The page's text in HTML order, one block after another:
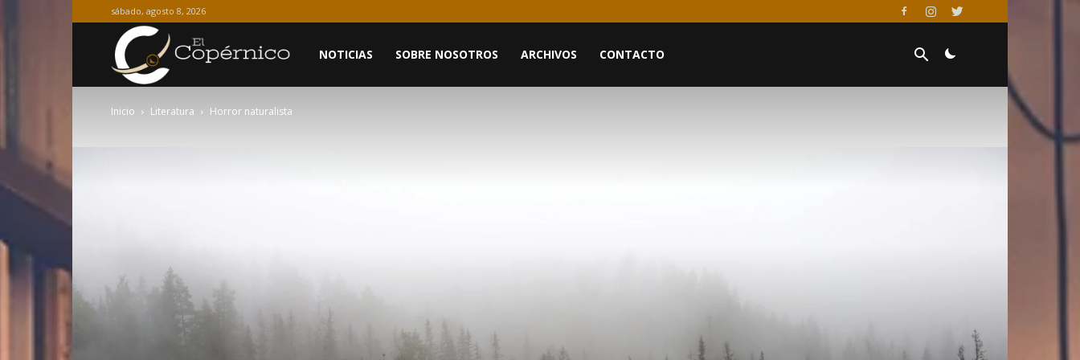
sábado, agosto 8, 2026
NOTICIAS SOBRE NOSOTROS ARCHIVOS CONTACTO
Inicio Literatura Horror naturalista